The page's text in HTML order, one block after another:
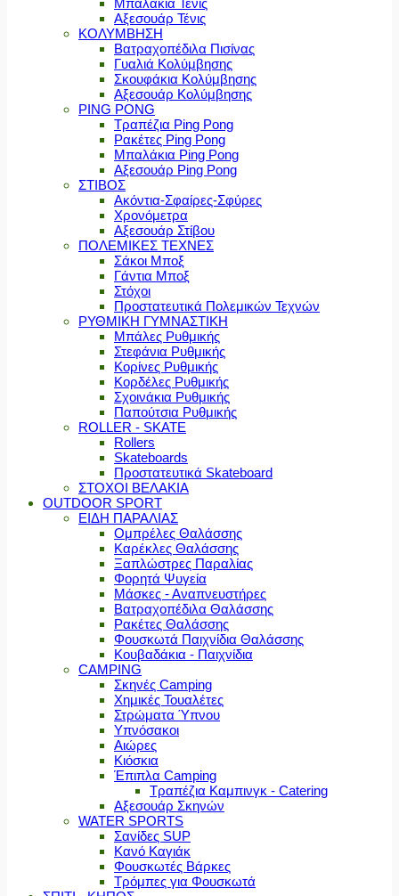
Μπαλάκια Τένις
Αξεσουάρ Τένις
ΚΟΛΥΜΒΗΣΗ
Βατραχοπέδιλα Πισίνας
Γυαλιά Κολύμβησης
Σκουφάκια Κολύμβησης
Αξεσουάρ Κολύμβησης
PING PONG
Τραπέζια Ping Pong
Ρακέτες Ping Pong
Μπαλάκια Ping Pong
Αξεσουάρ Ping Pong
ΣΤΙΒΟΣ
Ακόντια-Σφαίρες-Σφύρες
Χρονόμετρα
Αξεσουάρ Στίβου
ΠΟΛΕΜΙΚΕΣ ΤΕΧΝΕΣ
Σάκοι Μποξ
Γάντια Μποξ
Στόχοι
Προστατευτικά Πολεμικών Τεχνών
ΡΥΘΜΙΚΗ ΓΥΜΝΑΣΤΙΚΗ
Μπάλες Ρυθμικής
Στεφάνια Ρυθμικής
Κορίνες Ρυθμικής
Κορδέλες Ρυθμικής
Σχοινάκια Ρυθμικής
Παπούτσια Ρυθμικής
ROLLER - SKATE
Rollers
Skateboards
Προστατευτικά Skateboard
ΣΤΟΧΟΙ ΒΕΛΑΚΙΑ
OUTDOOR SPORT
ΕΙΔΗ ΠΑΡΑΛΙΑΣ
Ομπρέλες Θαλάσσης
Καρέκλες Θαλάσσης
Ξαπλώστρες Παραλίας
Φορητά Ψυγεία
Μάσκες - Αναπνευστήρες
Βατραχοπέδιλα Θαλάσσης
Ρακέτες Θαλάσσης
Φουσκωτά Παιχνίδια Θαλάσσης
Κουβαδάκια - Παιχνίδια
CAMPING
Σκηνές Camping
Χημικές Τουαλέτες
Στρώματα Ύπνου
Υπνόσακοι
Αιώρες
Κιόσκια
Έπιπλα Camping
Τραπέζια Καμπινγκ - Catering
Αξεσουάρ Σκηνών
WATER SPORTS
Σανίδες SUP
Κανό Καγιάκ
Φουσκωτές Βάρκες
Τρόμπες για Φουσκωτά